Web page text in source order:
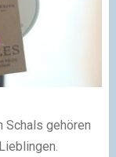
Schals gehören